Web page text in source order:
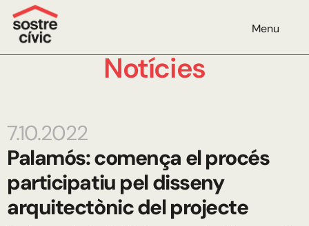
Menu
Notícies
7.10.2022
Palamós: comença el procés
participatiu pel disseny
arquitectònic del projecte